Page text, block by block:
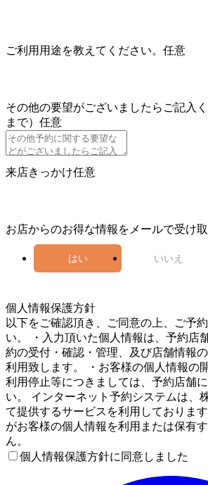
ご利用用途を教えてください。 任意
その他の要望がございましたらご記入
まで） 任意
来店きっかけ任意
お店からのお得な情報をメールで受け
はい いいえ
個人情報保護方針
以下をご確認頂き、ご同意の上、ご予
い。 ・入力頂いた個人情報は、予約店
約の受付・確認・管理、及び店舗情報
利用致します。 ・お客様の個人情報の
利用停止等につきましては、予約店舗
い。 インターネット予約システムは、
て提供するサービスを利用しておりま
がお客様の個人情報を利用または保有
ん。
個人情報保護方針に同意しました